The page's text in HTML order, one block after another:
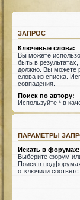
ЗАПРОС
Ключевые слова:
Вы можете
быть в результатах,
должно. Вы можете
слова из списка.
совпадения.
Поиск по автору:
Используйте * в
ПАРАМЕТРЫ
Искать в форумах:
Выберите форум
Поиск в
отключили